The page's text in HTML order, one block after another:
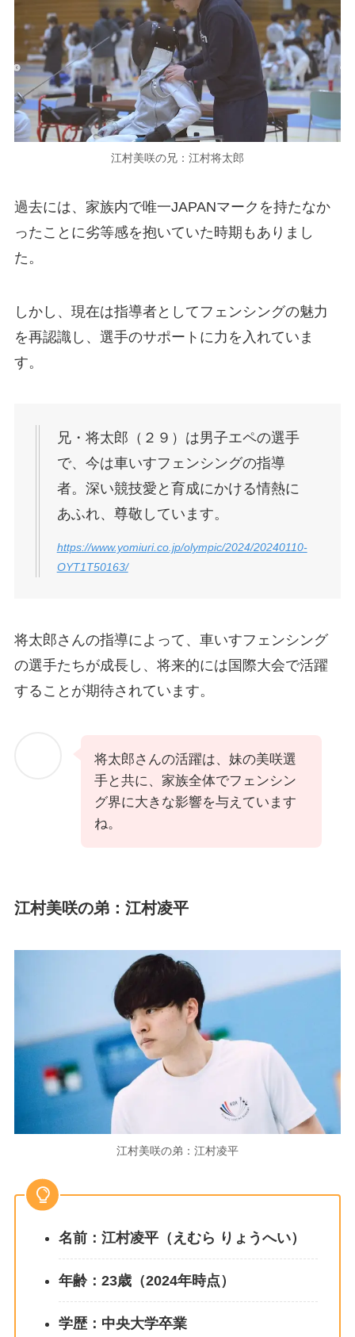
江村美咲の兄：江村将太郎
過去には、家族内で唯一JAPANマークを持たなか
ったことに劣等感を抱いていた時期もありまし
た。
しかし、現在は指導者としてフェンシングの魅力
を再認識し、選手のサポートに力を入れていま
す。
兄・将太郎（２９）は男子エペの選手
で、今は車いすフェンシングの指導
者。深い競技愛と育成にかける情熱に
あふれ、尊敬しています。
https://www.yomiuri.co.jp/olympic/2024/20240110-
OYT1T50163/
将太郎さんの指導によって、車いすフェンシング
の選手たちが成長し、将来的には国際大会で活躍
することが期待されています。
将太郎さんの活躍は、妹の美咲選
手と共に、家族全体でフェンシン
グ界に大きな影響を与えています
ね。
江村美咲の弟：江村凌平
江村美咲の弟：江村凌平
名前：江村凌平（えむら りょうへい）
年齢：23歳（2024年時点）
学歴：中央大学卒業